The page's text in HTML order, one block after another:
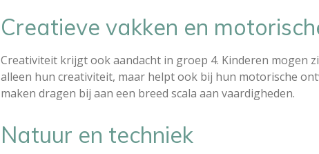
Creatieve vakken en
Creativiteit krijgt ook aandacht in groep 4. Kinderen mogen
alleen hun creativiteit, maar helpt ook bij hun motorische
maken dragen bij aan een breed scala aan vaardigheden.
Natuur en techniek